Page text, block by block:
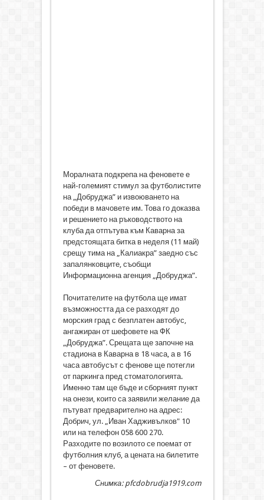
Моралната подкрепа на феновете е
най-големият стимул за футболистите
на „Добруджа” и извоюването на
победи в мачовете им. Това го доказва
и решението на ръководството на
клуба да отпътува към Каварна за
предстоящата битка в неделя (11 май)
срещу тима на „Калиакра” заедно със
запалянковците, съобщи
Информационна агенция „Добруджа”.
Почитателите на футбола ще имат
възможността да се разходят до
морския град с безплатен автобус,
ангажиран от шефовете на ФК
„Добруджа”. Срещата ще започне на
стадиона в Каварна в 18 часа, а в 16
часа автобусът с фенове ще потегли
от паркинга пред стоматологията.
Именно там ще бъде и сборният пункт
на онези, които са заявили желание да
пътуват предварително на адрес:
Добрич, ул. „Иван Хадживълков" 10
или на телефон 058 600 270.
Разходите по возилото се поемат от
футболния клуб, а цената на билетите
– от феновете.
Снимка: pfcdobrudja1919.com